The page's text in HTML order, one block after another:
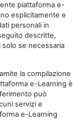
piattaforma e-
esplicitamente e
personali in
descritte,
solo se necessaria
la compilazione
e-Learning è
può
servizi e
e-Learning